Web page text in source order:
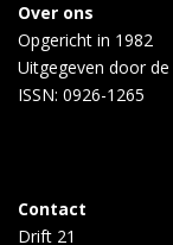
Over ons
Opgericht in 1982
Uitgegeven door de
ISSN: 0926-1265
Contact
Drift 21